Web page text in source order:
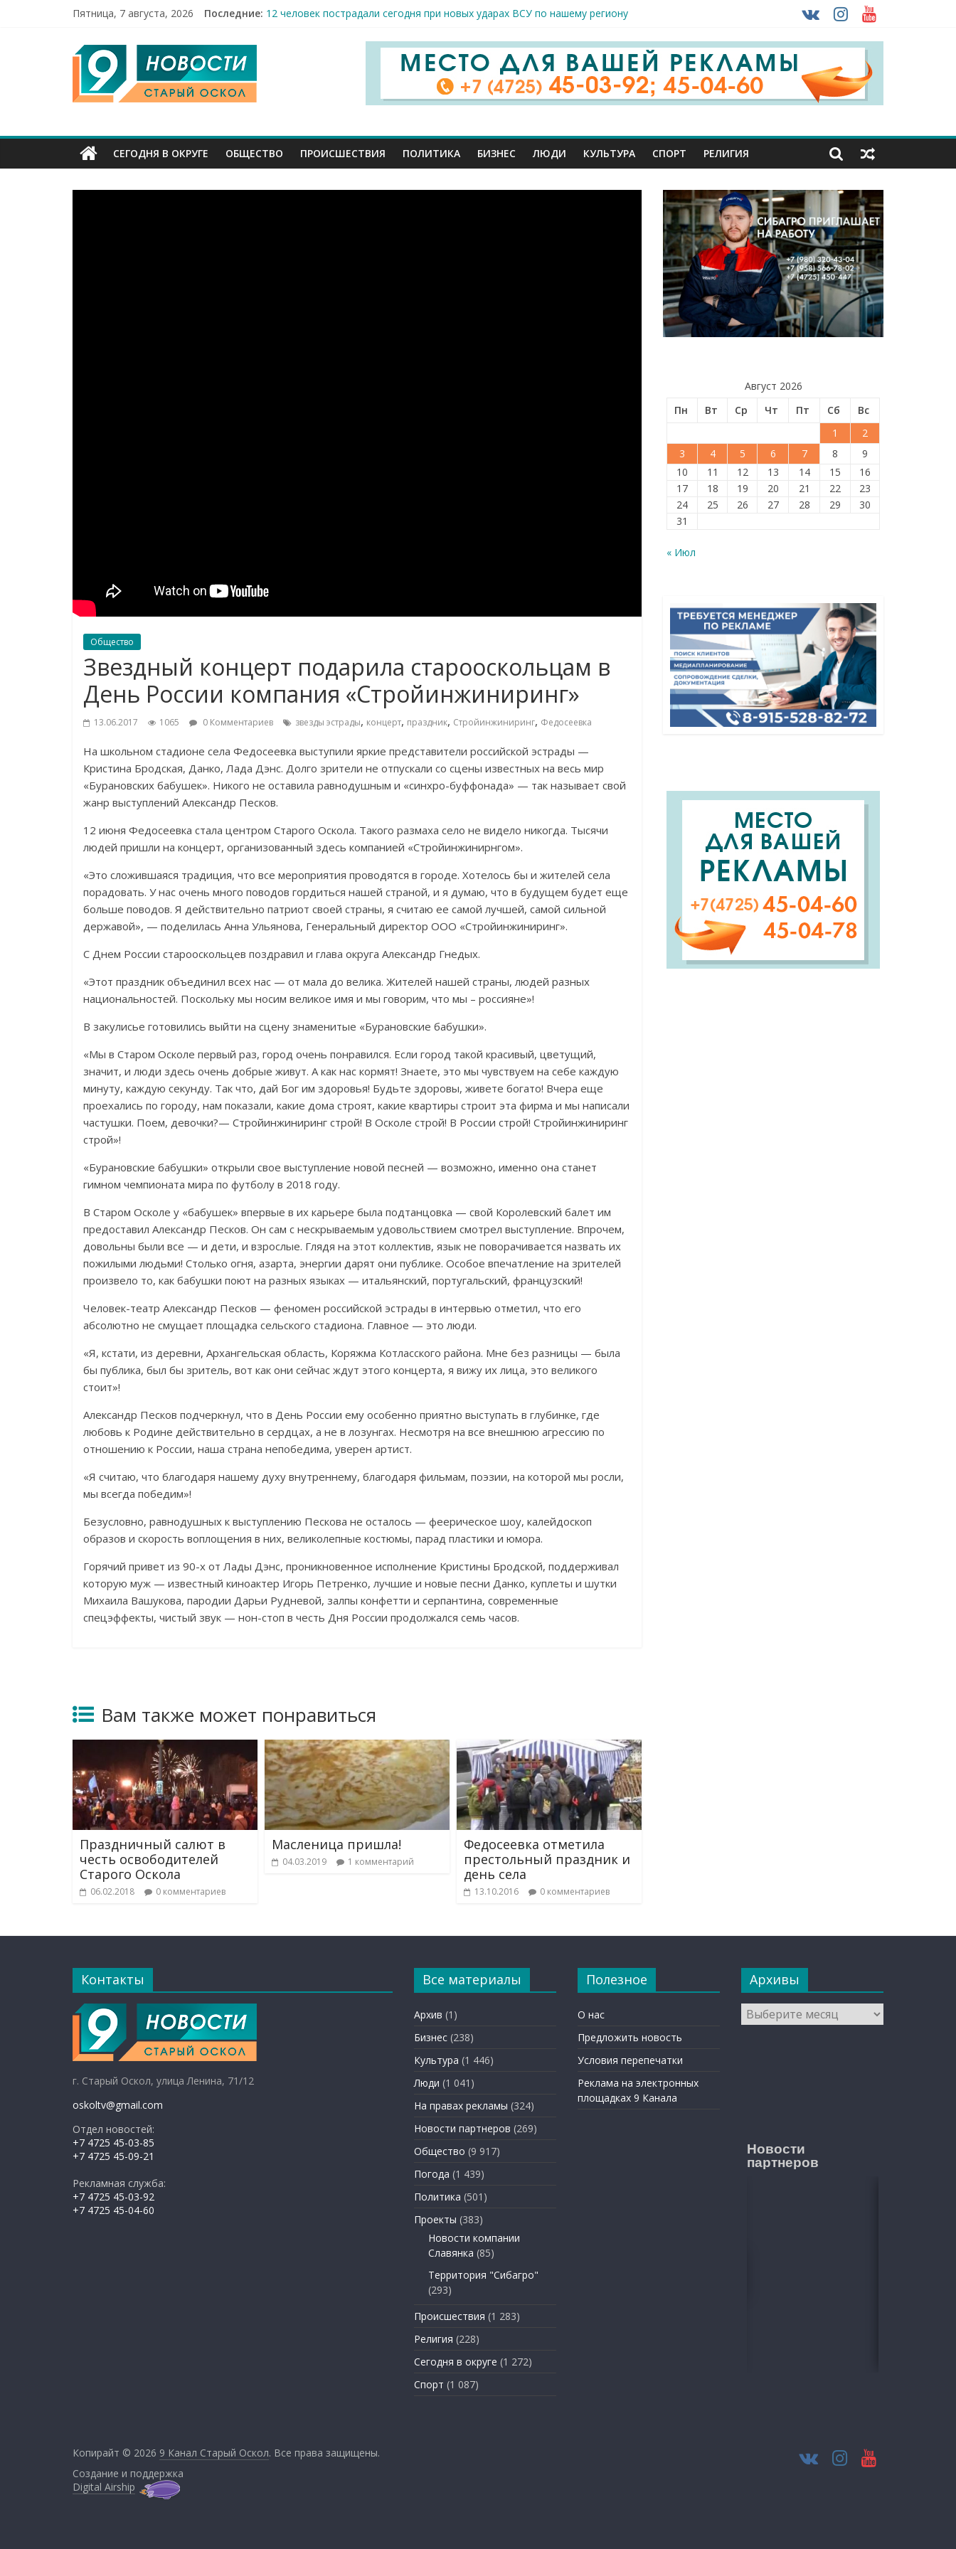
Пятница, 7 августа, 2026 Последние: 12 человек пострадали сегодня при новых ударах ВСУ по нашему региону
Строители принимают поздравления с профессиональным праздником
Праздник спорта и достижений: в Старом Осколе отметили День физкультурника
Бесплатная арт-мастерская открылась в Старом Осколе
9
Канал
Старый
Оскол
СЕГОДНЯ В ОКРУГЕ ОБЩЕСТВО ПРОИСШЕСТВИЯ ПОЛИТИКА БИЗНЕС ЛЮДИ КУЛЬТУРА СПОРТ РЕЛИГИЯ
Общество
Звездный концерт подарила старооскольцам в
День России компания «Стройинжиниринг»
13.06.2017 1065 0 Комментариев звезды эстрады, концерт, праздник, Стройинжиниринг, Федосеевка
На школьном стадионе села Федосеевка выступили яркие представители российской эстрады —
Кристина Бродская, Данко, Лада Дэнс. Долго зрители не отпускали со сцены известных на весь мир
«Бурановских бабушек». Никого не оставила равнодушным и «синхро-буффонада» — так называет свой
жанр выступлений Александр Песков.
12 июня Федосеевка стала центром Старого Оскола. Такого размаха село не видело никогда. Тысячи
людей пришли на концерт, организованный здесь компанией «Стройинжинирнгом».
«Это сложившаяся традиция, что все мероприятия проводятся в городе. Хотелось бы и жителей села
порадовать. У нас очень много поводов гордиться нашей страной, и я думаю, что в будущем будет еще
больше поводов. Я действительно патриот своей страны, я считаю ее самой лучшей, самой сильной
державой», — поделилась Анна Ульянова, Генеральный директор ООО «Стройинжиниринг».
С Днем России старооскольцев поздравил и глава округа Александр Гнедых.
«Этот праздник объединил всех нас — от мала до велика. Жителей нашей страны, людей разных
национальностей. Поскольку мы носим великое имя и мы говорим, что мы – россияне»!
В закулисье готовились выйти на сцену знаменитые «Бурановские бабушки».
«Мы в Старом Осколе первый раз, город очень понравился. Если город такой красивый, цветущий,
значит, и люди здесь очень добрые живут. А как нас кормят! Знаете, это мы чувствуем на себе каждую
минуту, каждую секунду. Так что, дай Бог им здоровья! Будьте здоровы, живете богато! Вчера еще
проехались по городу, нам показали, какие дома строят, какие квартиры строит эта фирма и мы написали
частушки. Поем, девочки?— Стройинжиниринг строй! В Осколе строй! В России строй! Стройинжиниринг
строй»!
«Бурановские бабушки» открыли свое выступление новой песней — возможно, именно она станет
гимном чемпионата мира по футболу в 2018 году.
В Старом Осколе у «бабушек» впервые в их карьере была подтанцовка — свой Королевский балет им
предоставил Александр Песков. Он сам с нескрываемым удовольствием смотрел выступление. Впрочем,
довольны были все — и дети, и взрослые. Глядя на этот коллектив, язык не поворачивается назвать их
пожилыми людьми! Столько огня, азарта, энергии дарят они публике. Особое впечатление на зрителей
произвело то, как бабушки поют на разных языках — итальянский, португальский, французский!
Человек-театр Александр Песков — феномен российской эстрады в интервью отметил, что его
абсолютно не смущает площадка сельского стадиона. Главное — это люди.
«Я, кстати, из деревни, Архангельская область, Коряжма Котласского района. Мне без разницы — была
бы публика, был бы зритель, вот как они сейчас ждут этого концерта, я вижу их лица, это великого
стоит»!
Александр Песков подчеркнул, что в День России ему особенно приятно выступать в глубинке, где
любовь к Родине действительно в сердцах, а не в лозунгах. Несмотря на все внешнюю агрессию по
отношению к России, наша страна непобедима, уверен артист.
«Я считаю, что благодаря нашему духу внутреннему, благодаря фильмам, поэзии, на которой мы росли,
мы всегда победим»!
Безусловно, равнодушных к выступлению Пескова не осталось — феерическое шоу, калейдоскоп
образов и скорость воплощения в них, великолепные костюмы, парад пластики и юмора.
Горячий привет из 90-х от Лады Дэнс, проникновенное исполнение Кристины Бродской, поддерживал
которую муж — известный киноактер Игорь Петренко, лучшие и новые песни Данко, куплеты и шутки
Михаила Вашукова, пародии Дарьи Рудневой, залпы конфетти и серпантина, современные
спецэффекты, чистый звук — нон-стоп в честь Дня России продолжался семь часов.
Вам также может понравиться
Праздничный салют в
честь освободителей
Старого Оскола
06.02.2018 0 комментариев
Масленица пришла!
04.03.2019 1 комментарий
Федосеевка отметила
престольный праздник и
день села
13.10.2016 0 комментариев
Август 2026
Пн
Вт Ср Чт Пт Сб
Вс
1
2
3
4 5 6 7 8
9
10
11 12 13 14 15
16
17
18 19 20 21 22
23
24
25 26 27 28 29
30
31
« Июл
Контакты
г. Старый Оскол, улица Ленина, 71/12
oskoltv@gmail.com
Отдел новостей:
+7 4725 45-03-85
+7 4725 45-09-21
Рекламная служба:
+7 4725 45-03-92
+7 4725 45-04-60
Все материалы
Архив (1)
Бизнес (238)
Культура (1 446)
Люди (1 041)
На правах рекламы (324)
Новости партнеров (269)
Общество (9 917)
Погода (1 439)
Политика (501)
Проекты (383)
Новости компании
Славянка (85)
Территория "Сибагро"
(293)
Происшествия (1 283)
Религия (228)
Сегодня в округе (1 272)
Спорт (1 087)
Полезное
О нас
Предложить новость
Условия перепечатки
Реклама на электронных
площадках 9 Канала
Архивы
Архивы
Новости
партнеров
Копирайт © 2026 9 Канал Старый Оскол. Все права защищены.
Создание и поддержка
Digital Airship